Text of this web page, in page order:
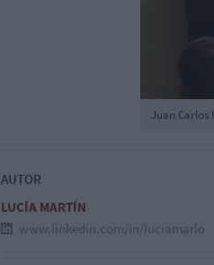
Juan Carlos
AUTOR
LUCÍA MARTÍN
www.linkedin.com/in/luciamarlo